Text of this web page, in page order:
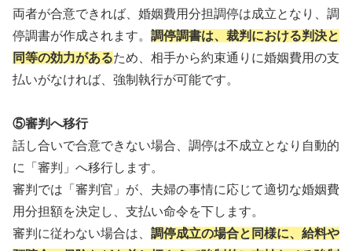
両者が合意できれば、婚姻費用分担調停は成立となり、調
停調書が作成されます。 調停調書は、裁判における判決と
同等の効力があるため、相手から約束通りに婚姻費用の支
払いがなければ、強制執行が可能です。
⑤審判へ移行
話し合いで合意できない場合、調停は不成立となり自動的
に「審判」へ移行します。
審判では「審判官」が、夫婦の事情に応じて適切な婚姻費
用分担額を決定し、支払い命令を下します。
審判に従わない場合は、 調停成立の場合と同様に、給料や